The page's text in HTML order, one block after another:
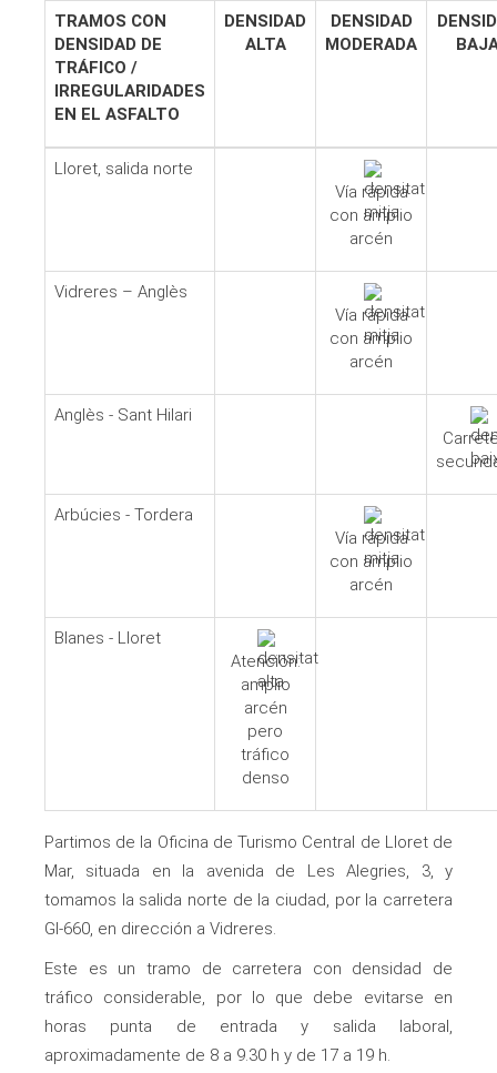
TRAMOS CON
DENSIDAD DE
TRÁFICO /
IRREGULARIDADES
EN EL ASFALTO
DENSIDAD
ALTA
DENSIDAD
MODERADA
Lloret, salida norte
Vía rápida
con amplio
arcén
Vidreres – Anglès
Vía rápida
con amplio
arcén
Anglès - Sant Hilari
Arbúcies - Tordera
Vía rápida
con amplio
arcén
Blanes - Lloret
Atención:
amplio
arcén
pero
tráfico
denso
Partimos de la Oficina de Turismo Central de Lloret de
Mar, situada en la avenida de Les Alegries, 3, y
tomamos la salida norte de la ciudad, por la carretera
GI-660, en dirección a Vidreres.
Este es un tramo de carretera con densidad de
tráfico considerable, por lo que debe evitarse en
horas punta de entrada y salida laboral,
aproximadamente de 8 a 9.30 h y de 17 a 19 h.